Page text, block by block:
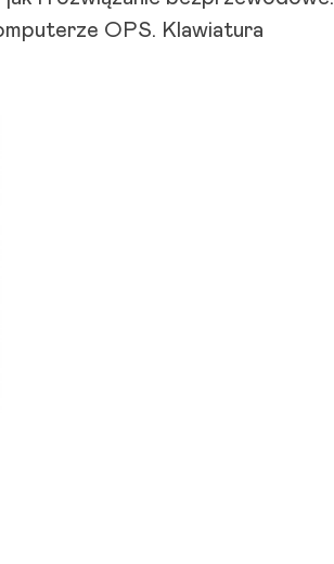
OPS. Klawiatura